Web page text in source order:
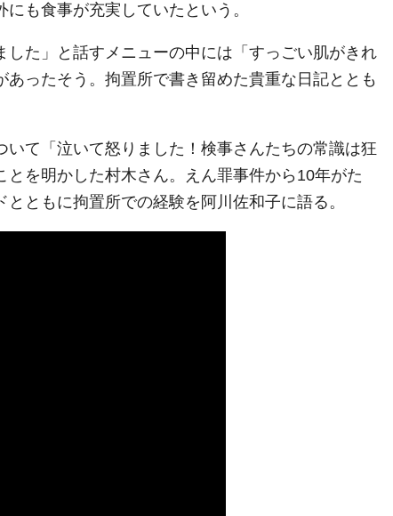
も食事が充実していたという。
た」と話すメニューの中には「すっごい肌がきれ
ったそう。拘置所で書き留めた貴重な日記ととも
て「泣いて怒りました！検事さんたちの常識は狂
を明かした村木さん。えん罪事件から10年がた
ともに拘置所での経験を阿川佐和子に語る。